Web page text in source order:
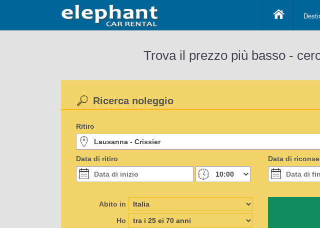
Trova il prezzo più basso -
Ricerca noleggio
Ritiro
Data di ritiro Data di
Abito in
Ho